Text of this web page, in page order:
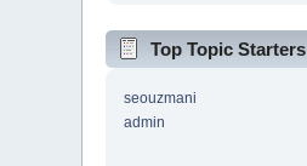
Top Topic Starters
seouzmani
admin